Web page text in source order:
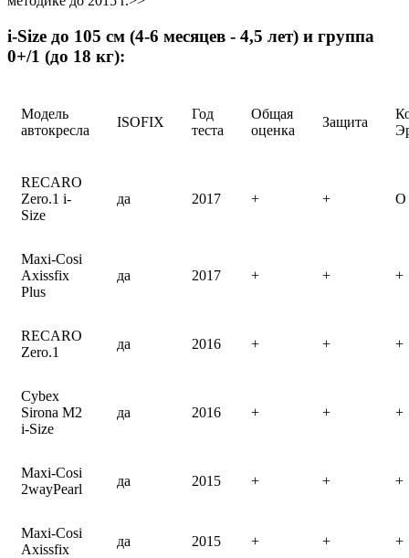
i-Size до 105 см (4-6 месяцев - 4,5 лет) и группа
0+/1 (до 18 кг):
Модель
автокресла
ISOFIX
Год
теста
Общая
оценка
Защита
RECARO
Zero.1 i-
Size
да 2017 + + O
Maxi-Cosi
Axissfix
Plus
да 2017 + + +
RECARO
Zero.1
да 2016 + + +
Cybex
Sirona M2
i-Size
да 2016 + + +
Maxi-Cosi
2wayPearl
да 2015 + + +
Maxi-Cosi
Axissfix
да 2015 + + +